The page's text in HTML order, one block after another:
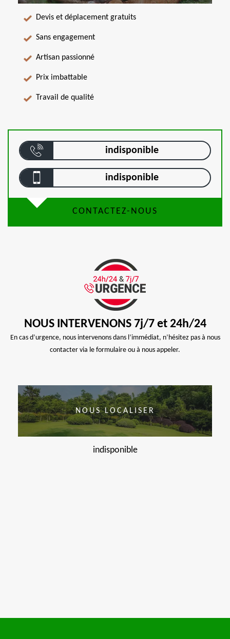
Devis et déplacement gratuits
Sans engagement
Artisan passionné
Prix imbattable
Travail de qualité
indisponible
indisponible
CONTACTEZ-NOUS
NOUS INTERVENONS 7j/7 et 24h/24
En cas d’urgence, nous intervenons dans l’immédiat, n’hésitez pas à nous
contacter via le formulaire ou à nous appeler.
NOUS LOCALISER
indisponible